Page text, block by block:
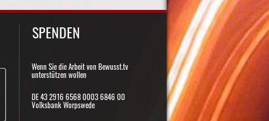
SPENDEN
Wenn Sie die Arbeit von Bewusst.tv
unterstützen wollen
DE 43 2916 6568 0003 6846 00
Volksbank Worpswede